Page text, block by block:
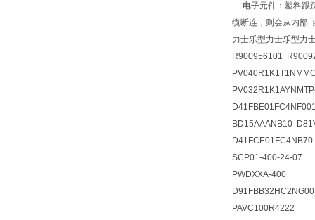
电子元件：塑料跟
缆断连，则会从内部
力士乐型力士乐型力
R900956101
BD15AAANB10
D41FCE01FC4NB70
SCP01-400-24-07
PWDXXA-400
D91FBB32HC2NG00
PAVC100R4222